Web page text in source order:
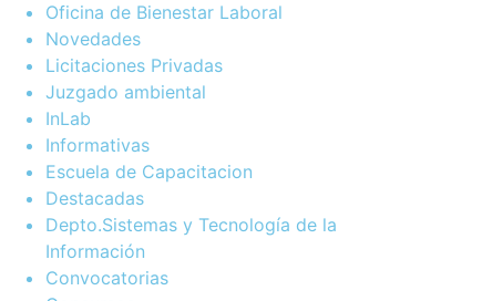
Oficina de Bienestar Laboral
Novedades
Licitaciones Privadas
Juzgado ambiental
InLab
Informativas
Escuela de Capacitacion
Destacadas
Depto.Sistemas y Tecnología de la
Información
Convocatorias